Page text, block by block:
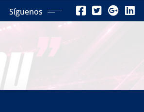
Síguenos